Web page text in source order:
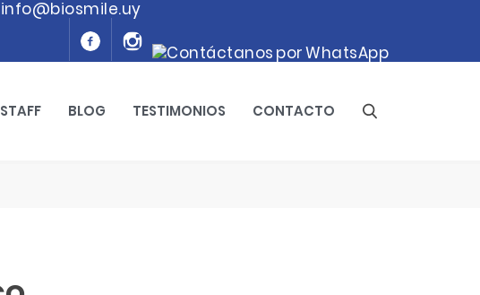
info@biosmile.uy
STAFF BLOG TESTIMONIOS CONTACTO